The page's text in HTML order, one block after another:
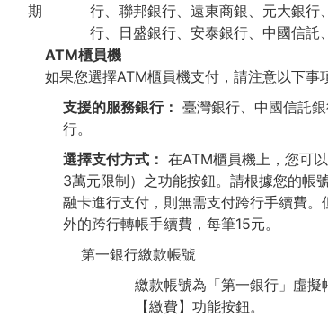
期
行、聯邦銀行、遠東商銀、元大銀行
行、日盛銀行、安泰銀行、中國信託
ATM櫃員機
如果您選擇ATM櫃員機支付，請注意以下事
支援的服務銀行： 臺灣銀行、中國信託
行。
選擇支付方式： 在ATM櫃員機上，您可
3萬元限制）之功能按鈕。請根據您的帳
融卡進行支付，則無需支付跨行手續費
外的跨行轉帳手續費，每筆15元。
第一銀行繳款帳號
繳款帳號為「第一銀行」虛
【繳費】功能按鈕。